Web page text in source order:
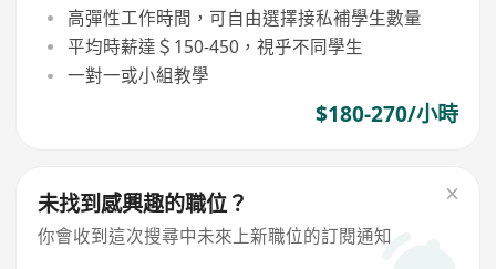
高彈性工作時間，可自由選擇接私補學生數量
平均時薪達＄150-450，視乎不同學生
一對一或小組教學
$180-270/小時
未找到感興趣的職位？
你會收到這次搜尋中未來上新職位的訂閱通知